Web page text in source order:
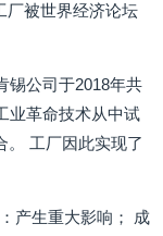
厂被世界经济论坛
锡公司于2018年共
业革命技术从中试
。 工厂因此实现了
产生重大影响； 成